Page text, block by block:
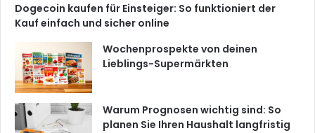
Dogecoin kaufen für Einsteiger: So funktioniert der
Kauf einfach und sicher online
Wochenprospekte von deinen
Lieblings-Supermärkten
Warum Prognosen wichtig sind: So
planen Sie Ihren Haushalt langfristig